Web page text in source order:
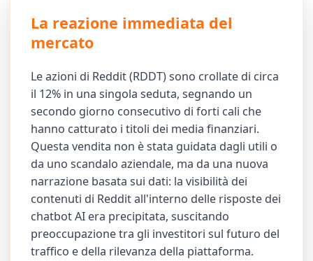
La reazione immediata del
mercato
Le azioni di Reddit (RDDT) sono crollate di circa
il 12% in una singola seduta, segnando un
secondo giorno consecutivo di forti cali che
hanno catturato i titoli dei media finanziari.
Questa vendita non è stata guidata dagli utili o
da uno scandalo aziendale, ma da una nuova
narrazione basata sui dati: la visibilità dei
contenuti di Reddit all'interno delle risposte dei
chatbot AI era precipitata, suscitando
preoccupazione tra gli investitori sul futuro del
traffico e della rilevanza della piattaforma.